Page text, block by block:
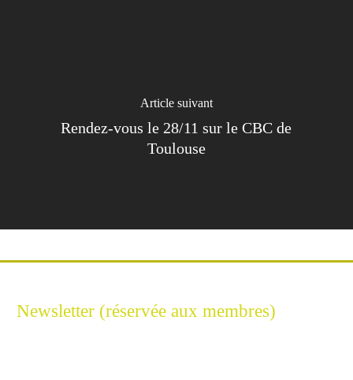
Article suivant
Rendez-vous le 28/11 sur le CBC de
Toulouse
Newsletter (réservée aux membres)